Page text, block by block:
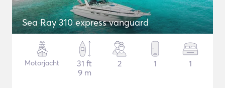
Sea Ray 310 express vanguard
Motorjacht
31 ft
9 m
2 1 1